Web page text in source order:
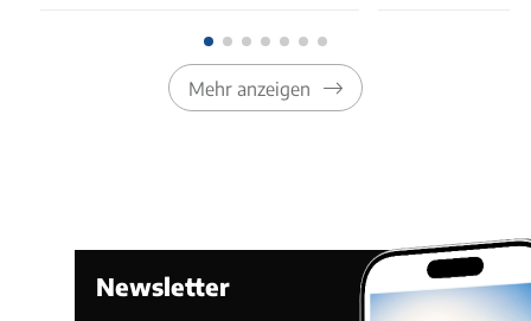
Mehr anzeigen
Newsletter